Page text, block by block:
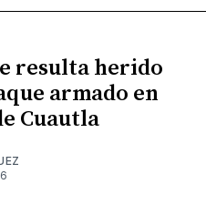
resulta herido
armado en
Cuautla